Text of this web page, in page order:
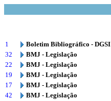
1
Boletim Bibliográfico - DGSI
32
BMJ - Legislação
22
BMJ - Legislação
19
BMJ - Legislação
17
BMJ - Legislação
42
BMJ - Legislação